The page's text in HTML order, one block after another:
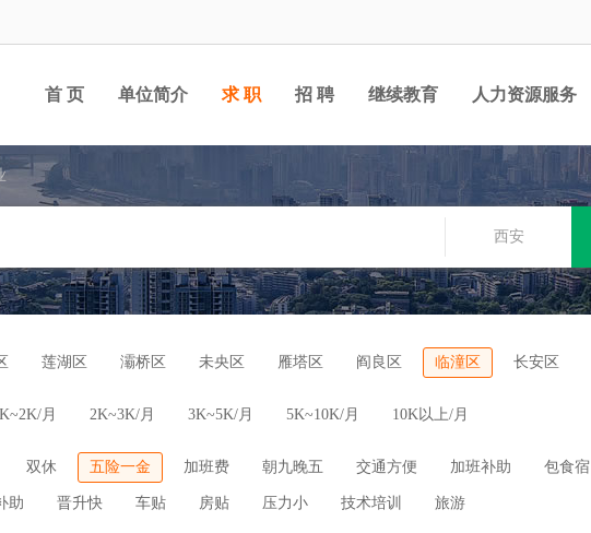
首 页 单位简介 求 职 招 聘 继续教育 人力资源服务
西安
莲湖区 灞桥区 未央区 雁塔区 阎良区 临潼区 长安区
月 2K~3K/月 3K~5K/月 5K~10K/月 10K以上/月
双休 五险一金 加班费 朝九晚五 交通方便 加班补助 包食宿
助 晋升快 车贴 房贴 压力小 技术培训 旅游